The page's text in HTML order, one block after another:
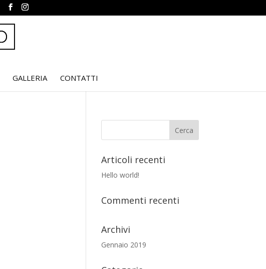
GALLERIA CONTATTI
Articoli recenti
Hello world!
Commenti recenti
Archivi
Gennaio 2019